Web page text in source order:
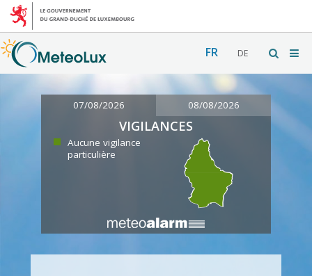
FR DE
07/08/2026 08/08/2026
VIGILANCES
Aucune vigilance
particulière